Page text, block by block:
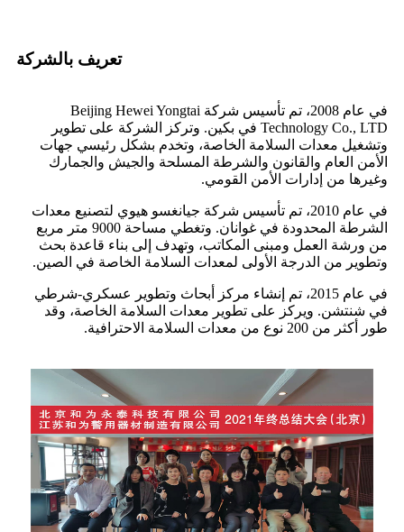
تعريف بالشركة
في عام 2008، تم تأسيس شركة Beijing Hewei Yongtai
Technology Co., LTD في بكين. وتركز الشركة على تطوير
وتشغيل معدات السلامة الخاصة، وتخدم بشكل رئيسي جهات
الأمن العام والقانون والشرطة المسلحة والجيش والجمارك
وغيرها من إدارات الأمن القومي.
في عام 2010، تم تأسيس شركة جيانغسو هيوي لتصنيع معدات
الشرطة المحدودة في غوانان. وتغطي مساحة 9000 متر مربع
من ورشة العمل ومبنى المكاتب، وتهدف إلى بناء قاعدة بحث
وتطوير من الدرجة الأولى لمعدات السلامة الخاصة في الصين.
في عام 2015، تم إنشاء مركز أبحاث وتطوير عسكري-شرطي
في شنتشن. ويركز على تطوير معدات السلامة الخاصة، وقد
طور أكثر من 200 نوع من معدات السلامة الاحترافية.